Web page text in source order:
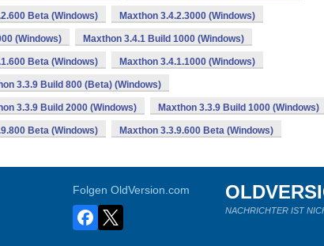
Beta (Windows) Maxthon 3.4.2.3000 (Windows)
(Windows) Maxthon 3.4.1 Build 1000 (Windows)
Beta (Windows) Maxthon 3.4.1.1000 (Windows)
3.3.9 Build 800 (Beta) (Windows)
3.3.9 Build 2000 (Windows) Maxthon 3.3.9 Build 1000 (Windows)
Beta (Windows) Maxthon 3.3.9.600 Beta (Windows)
Folgen OldVersion.com
NACHRICHTER IST